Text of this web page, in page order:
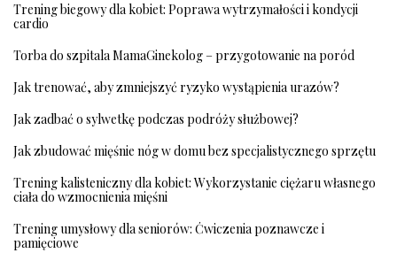
Trening biegowy dla kobiet: Poprawa wytrzymałości i kondycji
cardio
Torba do szpitala MamaGinekolog – przygotowanie na poród
Jak trenować, aby zmniejszyć ryzyko wystąpienia urazów?
Jak zadbać o sylwetkę podczas podróży służbowej?
Jak zbudować mięśnie nóg w domu bez specjalistycznego sprzętu
Trening kalisteniczny dla kobiet: Wykorzystanie ciężaru własnego
ciała do wzmocnienia mięśni
Trening umysłowy dla seniorów: Ćwiczenia poznawcze i
pamięciowe